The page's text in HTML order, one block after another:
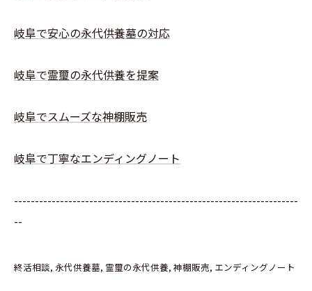
岐阜で安心の永代供養墓の対応
岐阜で霊璽の永代供養を提案
岐阜でスムーズな神棚販売
岐阜で丁寧なエンディングノート
--------------------------------------------------------------------
--
終活相談 永代供養墓 霊璽の永代供養 神棚販売 エンディングノート